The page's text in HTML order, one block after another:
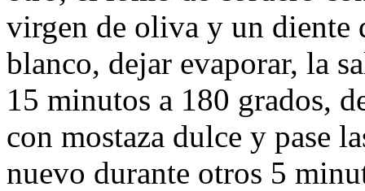
virgen de oliva y un diente
blanco, dejar evaporar, la
15 minutos a 180 grados,
con mostaza dulce y pase
nuevo durante otros 5